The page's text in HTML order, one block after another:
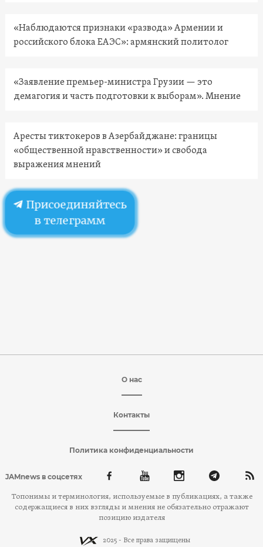
«Наблюдаются признаки «развода» Армении и
российского блока ЕАЭС»: армянский политолог
«Заявление премьер-министра Грузии — это
демагогия и часть подготовки к выборам». Мнение
Аресты тиктокеров в Азербайджане: границы
«общественной нравственности» и свобода
выражения мнений
Присоединяйтесь
в телеграмм
О нас
Контакты
Политика конфиденциальности
JAMnews в соцсетях
Топонимы и терминология, используемые в публикациях, а также
содержащиеся в них взгляды и мнения не обязательно отражают
позицию издателя
2025 - Все права защищены